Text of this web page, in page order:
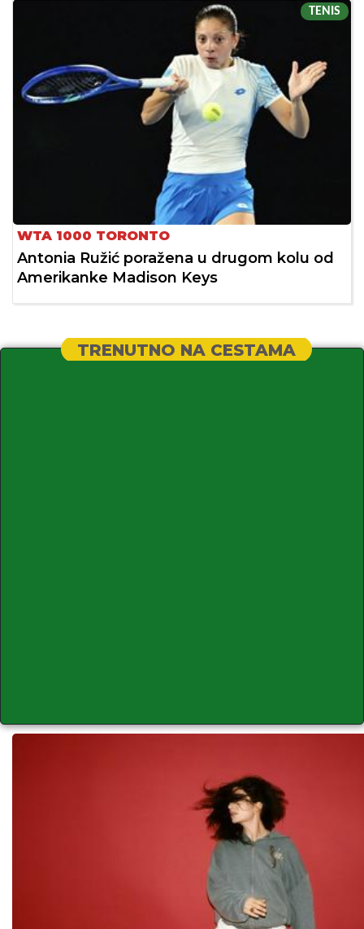
TENIS
WTA 1000 TORONTO
Antonia Ružić poražena u drugom kolu od
Amerikanke Madison Keys
TRENUTNO NA CESTAMA